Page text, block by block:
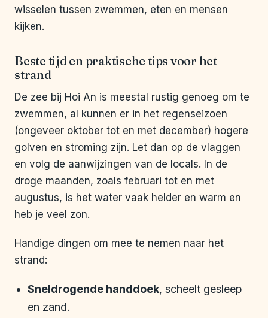
wisselen tussen zwemmen, eten en mensen
kijken.
Beste tijd en praktische tips voor het
strand
De zee bij Hoi An is meestal rustig genoeg om te
zwemmen, al kunnen er in het regenseizoen
(ongeveer oktober tot en met december) hogere
golven en stroming zijn. Let dan op de vlaggen
en volg de aanwijzingen van de locals. In de
droge maanden, zoals februari tot en met
augustus, is het water vaak helder en warm en
heb je veel zon.
Handige dingen om mee te nemen naar het
strand:
Sneldrogende handdoek, scheelt gesleep
en zand.